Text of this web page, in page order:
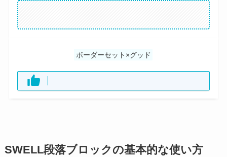
ボーダーセット×グッド
SWELL段落ブロックの基本的な使い方